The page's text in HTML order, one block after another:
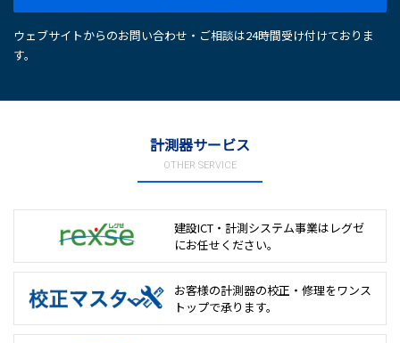
ウェブサイトからのお問い合わせ・ご相談は24時間受け付けておりま
す。
計測器サービス
OTHER SERVICE
建設ICT・計測システム事業は レグゼ
にお任せください。
お客様の計測器の校正・修理をワンス
トップで承ります。